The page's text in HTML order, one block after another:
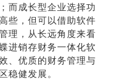
而成长型企业选择功
些，但可以借助软件
理，从长远角度来看
进销存财务一体化软
、优质的财务管理与
稳健发展。